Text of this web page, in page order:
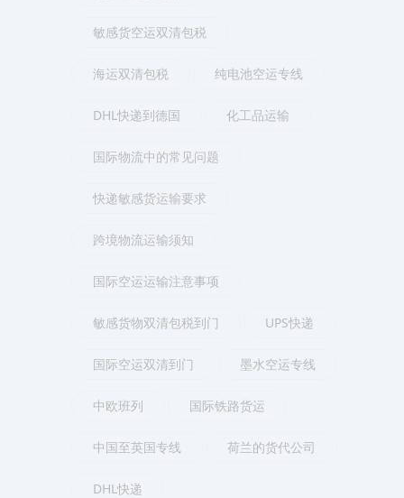
敏感货空运双清包税
海运双清包税 纯电池空运专线
DHL快递到德国 化工品运输
国际物流中的常见问题
快递敏感货运输要求
跨境物流运输须知
国际空运运输注意事项
敏感货物双清包税到门 UPS快递
国际空运双清到门 墨水空运专线
中欧班列 国际铁路货运
中国至英国专线 荷兰的货代公司
DHL快递